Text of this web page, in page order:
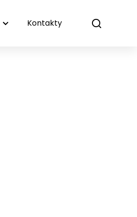
Kontakty